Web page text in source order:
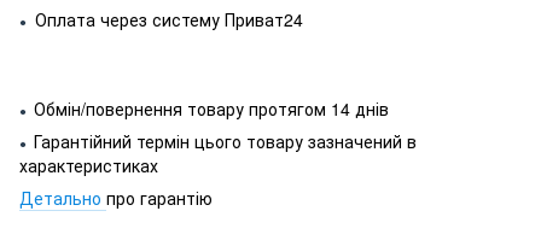
● Оплата через систему Приват24
● Обмін/повернення товару протягом 14 днів
● Гарантійний термін цього товару зазначений в
характеристиках
Детально про гарантію